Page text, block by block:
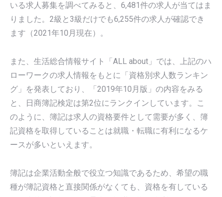
いる求人募集を調べてみると、6,481件の求人が当てはま
りました。2級と3級だけでも6,255件の求人が確認でき
ます（2021年10月現在）。
また、生活総合情報サイト「ALL about」では、上記のハ
ローワークの求人情報をもとに「資格別求人数ランキン
グ」を発表しており、「2019年10月版」の内容をみる
と、日商簿記検定は第2位にランクインしています。こ
のように、簿記は求人の資格要件として需要が多く、簿
記資格を取得していることは就職・転職に有利になるケ
ースが多いといえます。
簿記は企業活動全般で役立つ知識であるため、希望の職
種が簿記資格と直接関係がなくても、資格を有している